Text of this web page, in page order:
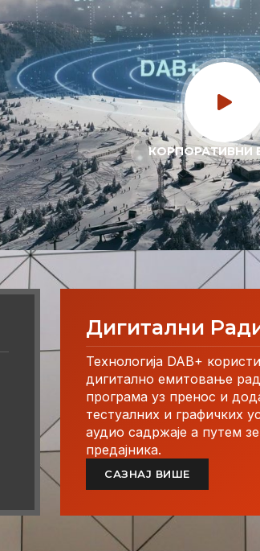
КОРПОРАТИВНИ
Дигитални
Технологија DAB+
дигитално емитовање
програма уз пренос и
тестуалних и графичких
аудио садржаје а путем
предајника.
САЗНАЈ ВИШЕ